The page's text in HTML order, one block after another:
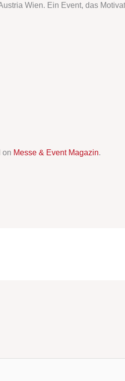
Wien. Ein Event, das
on Messe & Event Magazin.